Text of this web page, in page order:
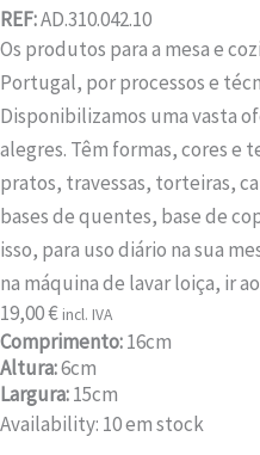
REF:AD.310.042.10
Os produtos para a mesa e
Portugal, por processos e
Disponibilizamos uma vasta
alegres. Têm formas, cores e
pratos, travessas, torteiras,
bases de quentes, base de
isso, para uso diário na sua
na máquina de lavar loiça, ir
19,00€ incl. IVA
Comprimento:16cm
Altura:6cm
Largura:15cm
Availability: 10 em stock